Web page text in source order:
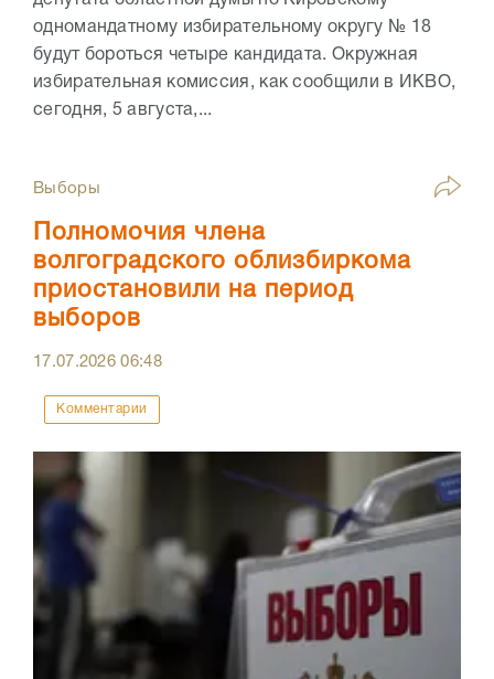
одномандатному избирательному округу № 18
будут бороться четыре кандидата. Окружная
избирательная комиссия, как сообщили в ИКВО,
сегодня, 5 августа,...
Выборы
Полномочия члена
волгоградского облизбиркома
приостановили на период
выборов
17.07.202606:48
Комментарии